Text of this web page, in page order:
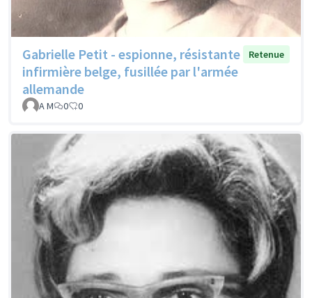
Gabrielle Petit - espionne, résistante
infirmière belge, fusillée par l'armée
allemande
Retenue
A M 0 0